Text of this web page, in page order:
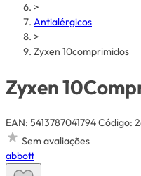
>
Antialérgicos
>
Zyxen 10comprimidos
Zyxen
EAN: 5413787041794Código:
Sem avaliações
abbott